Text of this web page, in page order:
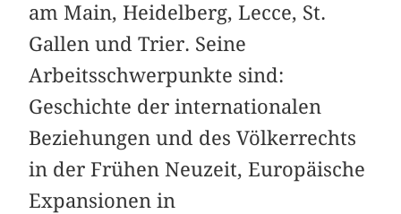
am Main, Heidelberg, Lecce, St.
Gallen und Trier. Seine
Arbeitsschwerpunkte sind:
Geschichte der internationalen
Beziehungen und des Völkerrechts
in der Frühen Neuzeit, Europäische
Expansionen in